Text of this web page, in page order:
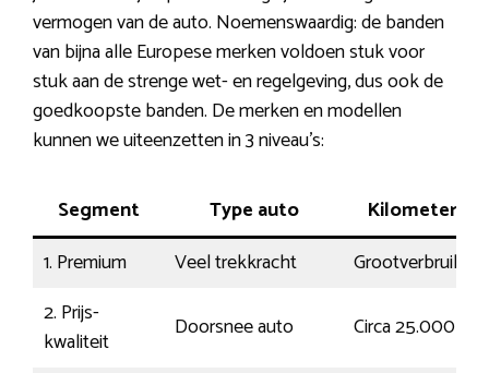
vermogen van de auto. Noemenswaardig: de banden
van bijna alle Europese merken voldoen stuk voor
stuk aan de strenge wet- en regelgeving, dus ook de
goedkoopste banden. De merken en modellen
kunnen we uiteenzetten in 3 niveau’s:
Segment Type auto
Kilometers
1. Premium
Veel trekkracht
Grootverbruiker
2. Prijs-
kwaliteit
Doorsnee auto
Circa 25.000